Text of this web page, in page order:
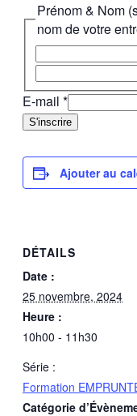
Prénom & Nom
nom de votre
E-mail *
S'inscrire
Ajouter au
DÉTAILS
Date :
25 novembre, 2024
Heure :
10h00 - 11h30
Série :
Formation
Catégorie